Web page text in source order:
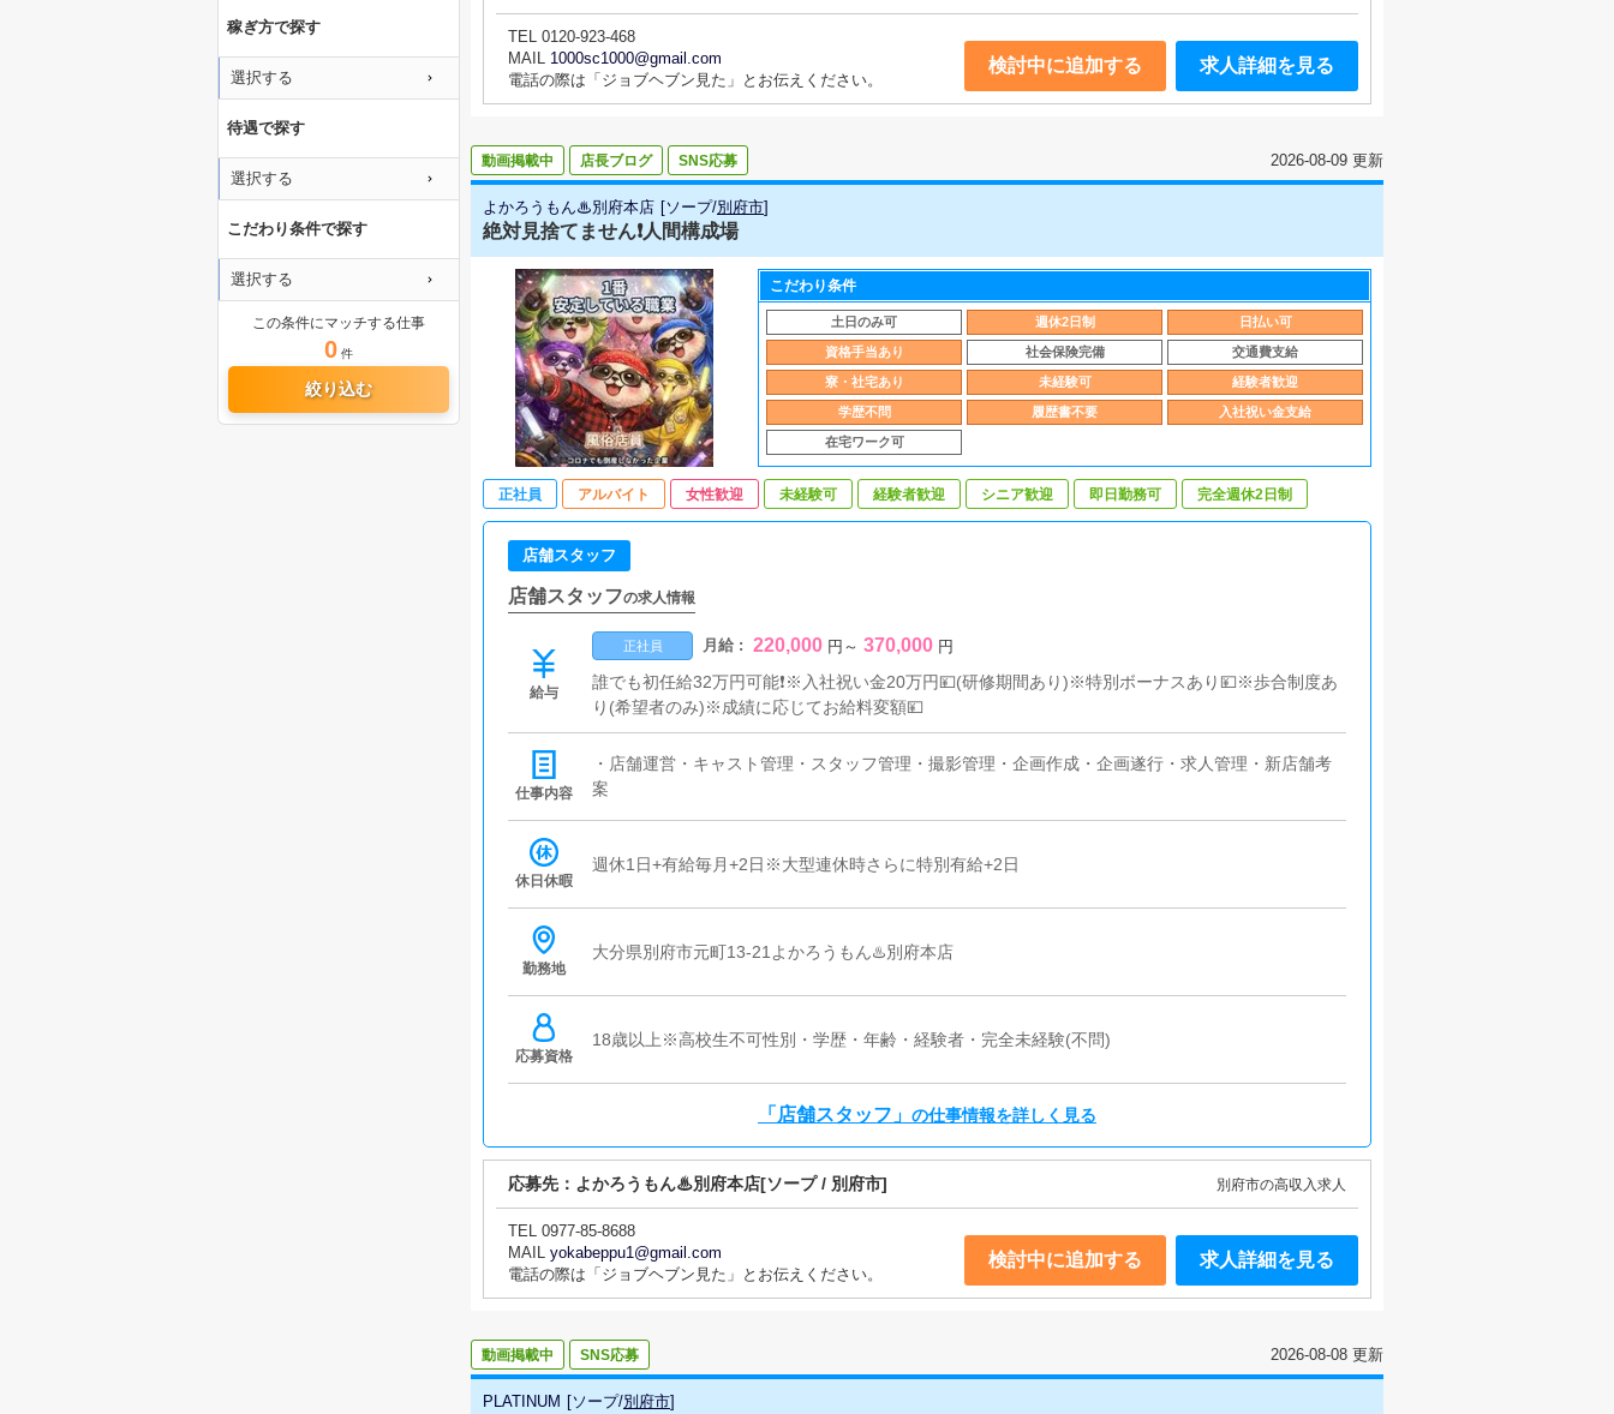
本籍地記載の住民票＋運転免許証またはパスポートまたは住民基本台帳カード(写真付)など。応募の
件で他に何かご質問がある場合はお問い合わせください※暴力団関係者及びそれに準ずる方のご応
募は固くお断りさせていただきます
TEL 0120-923-468
MAIL 1000sc1000@gmail.com
電話の際は「ジョブヘブン見た」とお伝えください。
検討中に追加する 求人詳細を見る
動画掲載中 店長ブログ SNS応募 2026-08-09 更新
よかろうもん♨別府本店 [ソープ/別府市]
絶対見捨てません❗️人間構成場
こだわり条件
土日のみ可 週休2日制 日払い可
資格手当あり 社会保険完備 交通費支給
寮・社宅あり 未経験可 経験者歓迎
学歴不問 履歴書不要 入社祝い金支給
在宅ワーク可
正社員 アルバイト 女性歓迎 未経験可 経験者歓迎 シニア歓迎 即日勤務可 完全週休2日制
店舗スタッフ
店舗スタッフの求人情報
給与
正社員 月給 : 220,000 円 ～ 370,000 円
誰でも初任給32万円可能❗️※入社祝い金20万円💴(研修期間あり)※特別ボーナスあり💴※歩合制度あ
り(希望者のみ)※成績に応じてお給料変額💴
仕事内容
・店舗運営・キャスト管理・スタッフ管理・撮影管理・企画作成・企画遂行・求人管理・新店舗考
案
休日休暇
週休1日+有給毎月+2日※大型連休時さらに特別有給+2日
勤務地
大分県別府市元町13-21よかろうもん♨️別府本店
応募資格
18歳以上※高校生不可性別・学歴・年齢・経験者・完全未経験(不問)
「店舗スタッフ」 の仕事情報を詳しく見る
応募先： よかろうもん♨別府本店[ソープ / 別府市] 別府市の高収入求人
TEL 0977-85-8688
MAIL yokabeppu1@gmail.com
電話の際は「ジョブヘブン見た」とお伝えください。
検討中に追加する 求人詳細を見る
動画掲載中 SNS応募 2026-08-08 更新
PLATINUM [ソープ/別府市]
稼ぎ方で探す
選択する
待遇で探す
選択する
こだわり条件で探す
選択する
この条件にマッチする仕事
0 件
絞り込む